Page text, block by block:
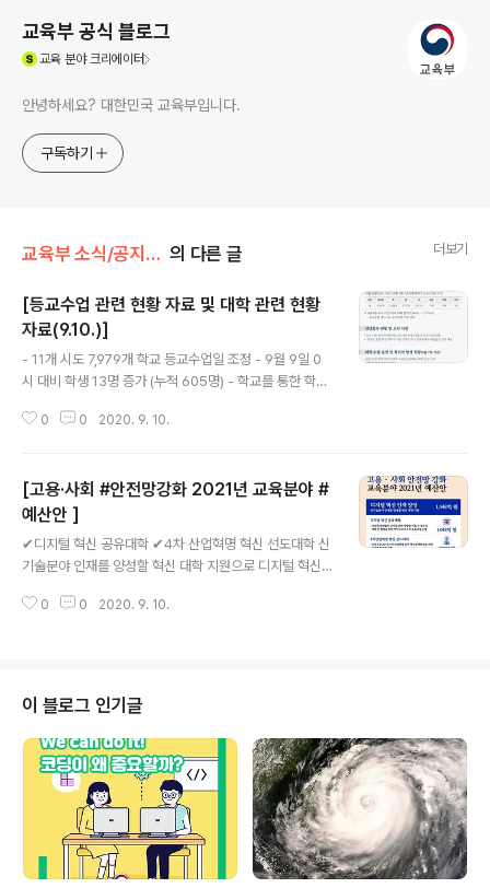
교육부 공식 블로그
교육분야 크리에이터
안녕하세요? 대한민국 교육부입니다.
구독하기
교육부 소식/공지사항 의 다른 글 더보기
[등교수업 관련 현황 자료 및 대학 관련 현황
자료(9.10.)]
- 11개 시도 7,979개 학교 등교수업일 조정 - 9월 9일 0
시 대비 학생 13명 증가 (누적 605명) - 학교를 통한 학생·
8월 31일 대비 전면 비대면 수업 운영 대학 52교 증가 (사
GFMqkk ​ #등교수업 #안전등교 #교육부
0 0 2020. 9. 10.
[고용·사회 #안전망강화 2021년 교육분야 #
예산안 ]
✔디지털 혁신 공유대학 ✔4차 산업혁명 혁신 선도대학 신
기술분야 인재를 양성할 혁신 대학 지원으로 디지털 혁신
안전망강화 #디지털혁신인재
0 0 2020. 9. 10.
이 블로그 인기글